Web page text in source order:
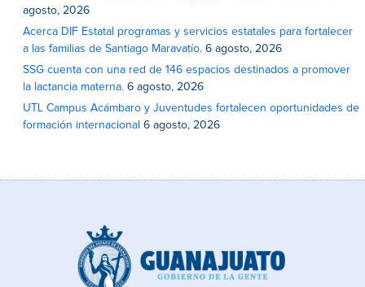
agosto, 2026
Acerca DIF Estatal programas y servicios estatales para fortalecer
a las familias de Santiago Maravatío. 6 agosto, 2026
SSG cuenta con una red de 146 espacios destinados a promover
la lactancia materna. 6 agosto, 2026
UTL Campus Acámbaro y Juventudes fortalecen oportunidades de
formación internacional 6 agosto, 2026